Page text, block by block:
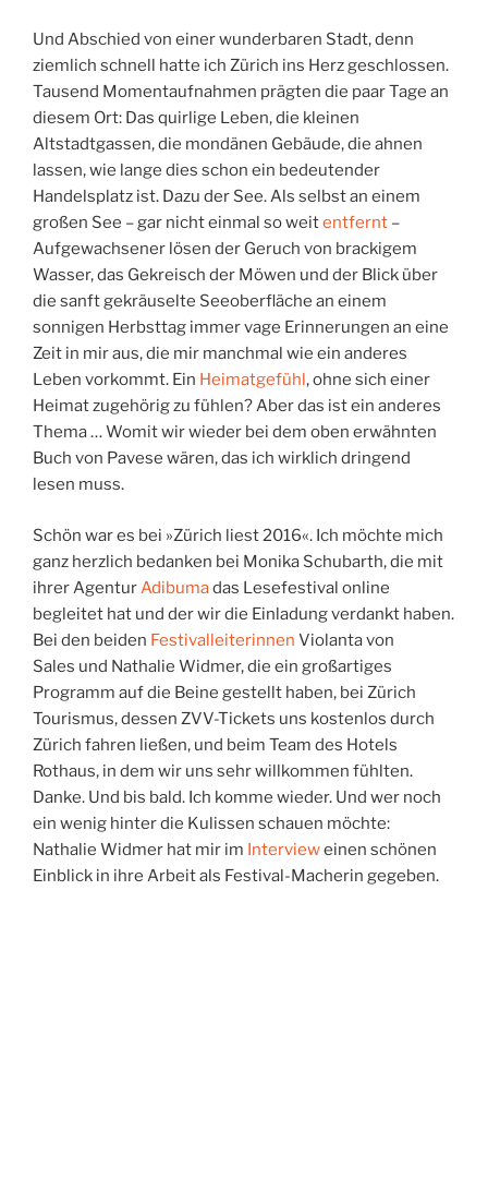
Und Abschied von einer wunderbaren Stadt, denn
ziemlich schnell hatte ich Zürich ins Herz geschlossen.
Tausend Momentaufnahmen prägten die paar Tage an
diesem Ort: Das quirlige Leben, die kleinen
Altstadtgassen, die mondänen Gebäude, die ahnen
lassen, wie lange dies schon ein bedeutender
Handelsplatz ist. Dazu der See. Als selbst an einem
großen See – gar nicht einmal so weitentfernt –
Aufgewachsener lösen der Geruch von brackigem
Wasser, das Gekreisch der Möwen und der Blick über
die sanft gekräuselte Seeoberfläche an einem
sonnigen Herbsttag immer vage Erinnerungen an eine
Zeit in mir aus, die mir manchmal wie ein anderes
Leben vorkommt. Ein Heimatgefühl , ohne sich einer
Heimat zugehörig zu fühlen? Aber das ist ein anderes
Thema … Womit wir wieder bei dem oben erwähnten
Buch von Pavese wären, das ich wirklich dringend
lesen muss.
Schön war es bei »Zürich liest 2016«. Ich möchte mich
ganz herzlich bedanken bei Monika Schubarth, die mit
ihrer AgenturAdibumadas Lesefestival online
begleitet hat und der wir die Einladung verdankt haben.
Bei den beiden Festivalleiterinnen Violanta von
Sales und Nathalie Widmer, die ein großartiges
Programm auf die Beine gestellt haben, bei Zürich
Tourismus, dessen ZVV-Tickets uns kostenlos durch
Zürich fahren ließen, und beim Team des Hotels
Rothaus, in dem wir uns sehr willkommen fühlten.
Danke. Und bis bald. Ich komme wieder. Und wer noch
ein wenig hinter die Kulissen schauen möchte:
Nathalie Widmer hat mir im Intervieweinen schönen
Einblick in ihre Arbeit als Festival-Macherin gegeben.